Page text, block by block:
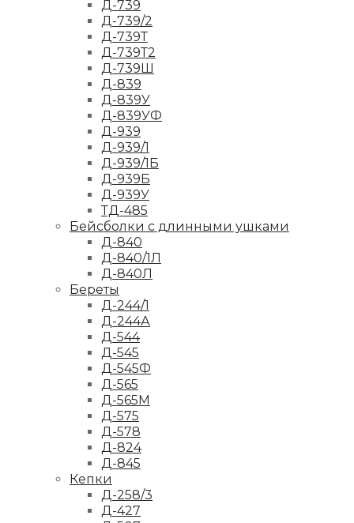
Д-739
Д-739/2
Д-739Т
Д-739Т2
Д-739Ш
Д-839
Д-839У
Д-839УФ
Д-939
Д-939/1
Д-939/1Б
Д-939Б
Д-939У
ТД-485
Бейсболки с длинными ушками
Д-840
Д-840/1Л
Д-840Л
Береты
Д-244/1
Д-244А
Д-544
Д-545
Д-545Ф
Д-565
Д-565М
Д-575
Д-578
Д-824
Д-845
Кепки
Д-258/3
Д-427